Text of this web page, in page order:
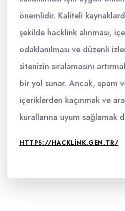
önemlidir. Kaliteli
şekilde hacklink alınması,
odaklanılması ve düzenli
sitenizin sıralamasını
bir yol sunar. Ancak, spam
içeriklerden kaçınmak ve
kurallarına uyum sağlamak
HTTPS://HACKLINK.GEN.TR/